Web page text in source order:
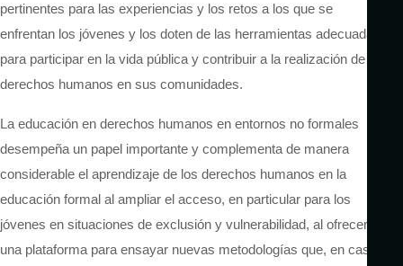
pertinentes para las experiencias y los retos a los que se
enfrentan los jóvenes y los doten de las herramientas adecuadas
para participar en la vida pública y contribuir a la realización de los
derechos humanos en sus comunidades.
La educación en derechos humanos en entornos no formales
desempeña un papel importante y complementa de manera
considerable el aprendizaje de los derechos humanos en la
educación formal al ampliar el acceso, en particular para los
jóvenes en situaciones de exclusión y vulnerabilidad, al ofrecer
una plataforma para ensayar nuevas metodologías que, en caso